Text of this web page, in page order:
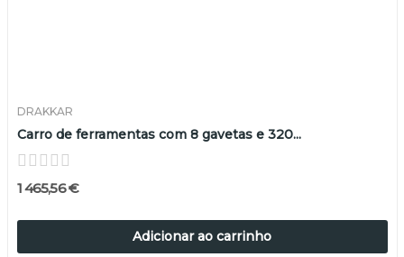
DRAKKAR
Carro de ferramentas com 8 gavetas e 320...
1 465,56 €
Adicionar ao carrinho